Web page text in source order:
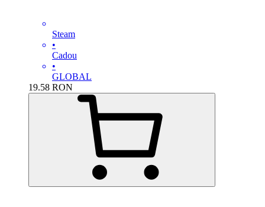
Steam
•
Cadou
•
GLOBAL
19.58 RON